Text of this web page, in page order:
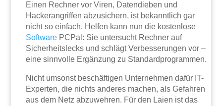
Einen Rechner vor Viren, Datendieben und
Hackerangriffen abzusichern, ist bekanntlich gar
nicht so einfach. Helfen kann nun die kostenlose
Software PCPal: Sie untersucht Rechner auf
Sicherheitslecks und schlägt Verbesserungen vor –
eine sinnvolle Ergänzung zu Standardprogrammen.
Nicht umsonst beschäftigen Unternehmen dafür IT-
Experten, die nichts anderes machen, als Gefahren
aus dem Netz abzuwehren. Für den Laien ist das